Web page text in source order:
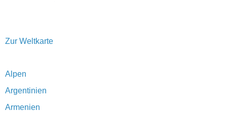
Zur Weltkarte
Alpen
Argentinien
Armenien